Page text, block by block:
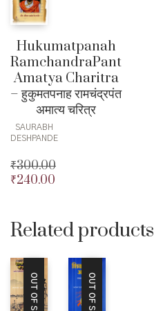
Hukumatpanah
RamchandraPant
Amatya Charitra
– हुकुमतपनाह रामचंद्रपंत
अमात्य चरित्र
SAURABH
DESHPANDE
₹300.00
Original
₹300.00.
₹240.00
is:
₹240.00.
Related products